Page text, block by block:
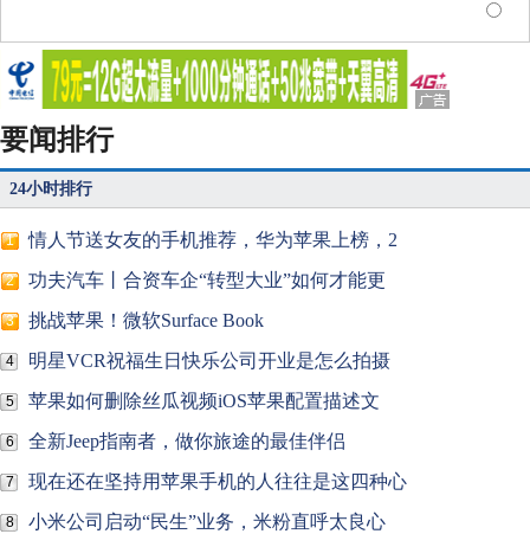
要闻排行
24小时排行
1 情人节送女友的手机推荐，华为苹果上榜，2
2 功夫汽车丨合资车企“转型大业”如何才能更
3 挑战苹果！微软Surface Book
4 明星VCR祝福生日快乐公司开业是怎么拍摄
5 苹果如何删除丝瓜视频iOS苹果配置描述文
6 全新Jeep指南者，做你旅途的最佳伴侣
7 现在还在坚持用苹果手机的人往往是这四种心
8 小米公司启动“民生”业务，米粉直呼太良心